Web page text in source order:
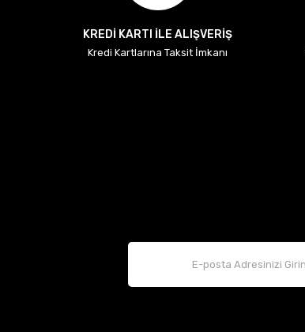
KREDİ KARTI İLE ALIŞVERİŞ
Kredi Kartlarına Taksit İmkanı